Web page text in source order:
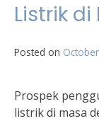
Listrik
Posted on
Prospek
listrik di masa